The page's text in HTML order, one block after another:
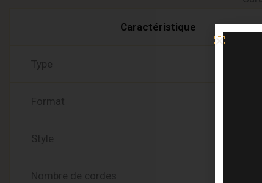
Caractéristique
Type
Format
Style
Nombre de cordes